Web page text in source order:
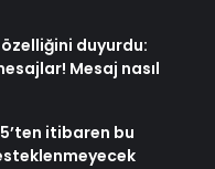
duyurdu:
Mesaj nasıl
itibaren bu